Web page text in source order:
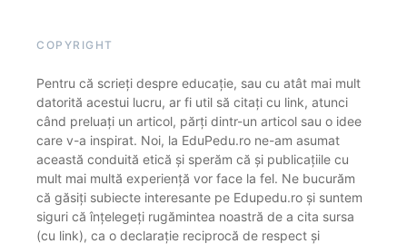
COPYRIGHT
Pentru că scrieți despre educație, sau cu atât mai mult
datorită acestui lucru, ar fi util să citați cu link, atunci
când preluați un articol, părți dintr-un articol sau o idee
care v-a inspirat. Noi, la EduPedu.ro ne-am asumat
această conduită etică și sperăm că și publicațiile cu
mult mai multă experiență vor face la fel. Ne bucurăm
că găsiți subiecte interesante pe Edupedu.ro și suntem
siguri că înțelegeți rugămintea noastră de a cita sursa
(cu link), ca o declarație reciprocă de respect și